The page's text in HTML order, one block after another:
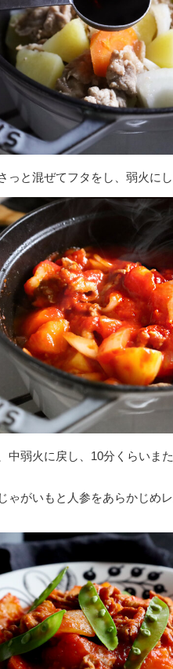
と混ぜてフタをし、弱火にし
弱火に戻し、10分くらいま
ゃがいもと人参をあらかじめ